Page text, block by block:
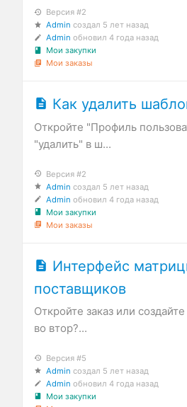
Версия #2
Admin создал 5 лет назад
Admin обновил 4 года назад
Мои закупки
Мои заказы
Как удалить
Откройте "Профиль
"удалить" в ш...
Версия #2
Admin создал 5 лет назад
Admin обновил 4 года назад
Мои закупки
Мои заказы
Интерфейс
поставщиков
Откройте заказ или
во втор?...
Версия #5
Admin создал 5 лет назад
Admin обновил 4 года назад
Мои закупки